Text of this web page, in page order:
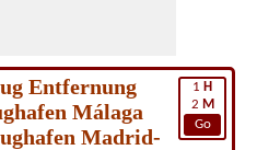
1 H
2 M
Go
Entfernung
Málaga
Madrid-